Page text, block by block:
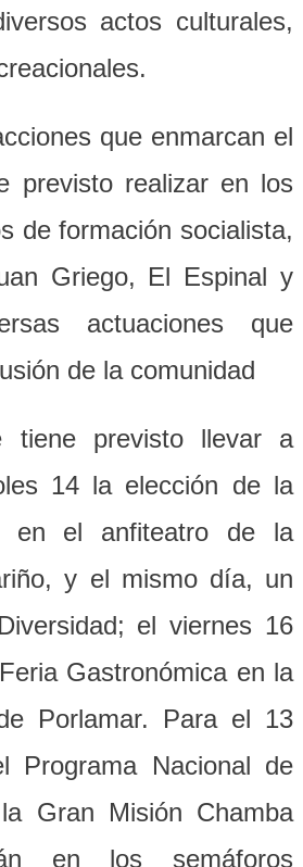
actos culturales,
que enmarcan el
previsto realizar en los
de formación socialista,
Griego, El Espinal y
actuaciones que
de la comunidad
tiene previsto llevar a
14 la elección de la
en el anfiteatro de la
y el mismo día, un
el viernes 16
Gastronómica en la
Porlamar. Para el 13
Programa Nacional de
Gran Misión Chamba
en los semáforos